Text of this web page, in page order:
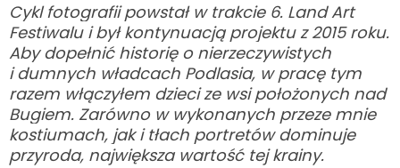
Cykl fotografii powstał w trakcie 6. Land Art
Festiwalu i był kontynuacją projektu z 2015 roku.
Aby dopełnić historię o nierzeczywistych
i dumnych władcach Podlasia, w pracę tym
razem włączyłem dzieci ze wsi położonych nad
Bugiem. Zarówno w wykonanych przeze mnie
kostiumach, jak i tłach portretów dominuje
przyroda, największa wartość tej krainy.